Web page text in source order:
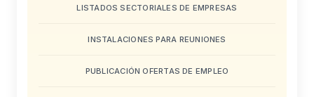
LISTADOS SECTORIALES DE EMPRESAS
INSTALACIONES PARA REUNIONES
PUBLICACIÓN OFERTAS DE EMPLEO